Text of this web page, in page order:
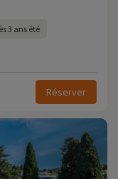
3 ans été
Réserver